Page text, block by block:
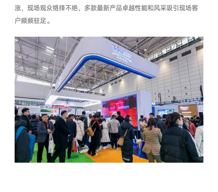
涨，现场观众络绎不绝，多款最新产品卓越性能和风采吸引现场客
户频频驻足。